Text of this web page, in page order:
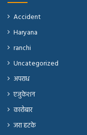
Accident
Haryana
ranchi
Uncategorized
अपराध
एजुकेशन
कारोबार
जरा हटके